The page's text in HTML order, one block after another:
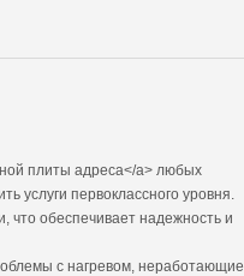
плиты адреса</a> любых
первоклассного уровня.
что обеспечивает надежность и
с нагревом, неработающие